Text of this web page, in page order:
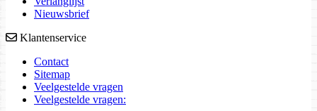
Nieuwsbrief
Klantenservice
Contact
Sitemap
Veelgestelde vragen
Veelgestelde vragen: